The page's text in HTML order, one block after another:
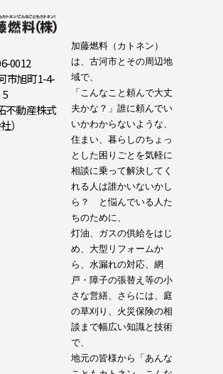
0012
市旭町1-4-
5
不動産株式
）
加藤燃料（カトネン）
は、古河市とその周辺地
域で、
「こんなこと頼んで大丈
夫かな？」誰に頼んでい
いかわからないような、
住まい、暮らしのちょっ
とした困りごとを気軽に
相談に乗って解決してく
れる人は誰かいないかし
ら？　と悩んでいる人た
ちのために、
灯油、ガスの供給をはじ
め、大型リフォームか
ら、水漏れの対応、網
戸・障子の張替え等の小
さな営繕、さらには、庭
の草刈り、火災保険の相
談まで幅広い知識と技術
で、
地元の皆様から「あんな